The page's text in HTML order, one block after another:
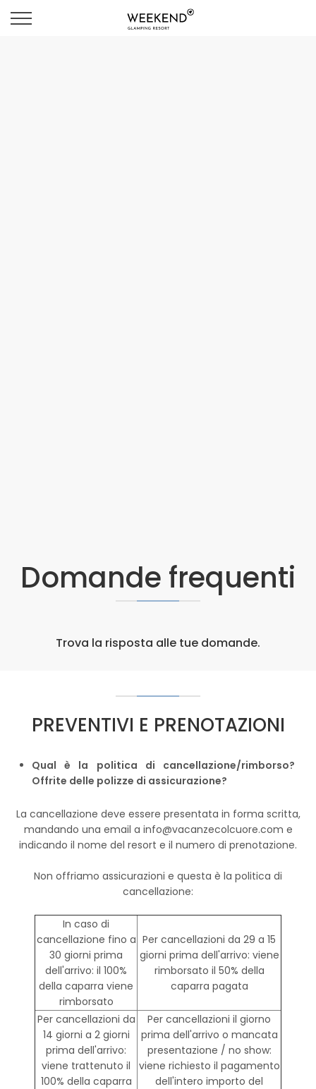
Domande frequenti
Trova la risposta alle tue domande.
PREVENTIVI E PRENOTAZIONI
Qual è la politica di cancellazione/rimborso?
Offrite delle polizze di assicurazione?
La cancellazione deve essere presentata in forma scritta,
mandando una email a info@vacanzecolcuore.com e
indicando il nome del resort e il numero di prenotazione.
Non offriamo assicurazioni e questa è la politica di
cancellazione:
In caso di
cancellazione fino a
30 giorni prima
dell'arrivo: il 100%
della caparra viene
rimborsato
Per cancellazioni da 29 a 15
giorni prima dell'arrivo: viene
rimborsato il 50% della
caparra pagata
Per cancellazioni da
14 giorni a 2 giorni
prima dell'arrivo:
viene trattenuto il
100% della caparra
Per cancellazioni il giorno
prima dell'arrivo o mancata
presentazione / no show:
viene richiesto il pagamento
dell'intero importo del